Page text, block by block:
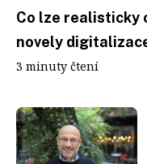
Co lze realisticky
novely
3 minuty čtení